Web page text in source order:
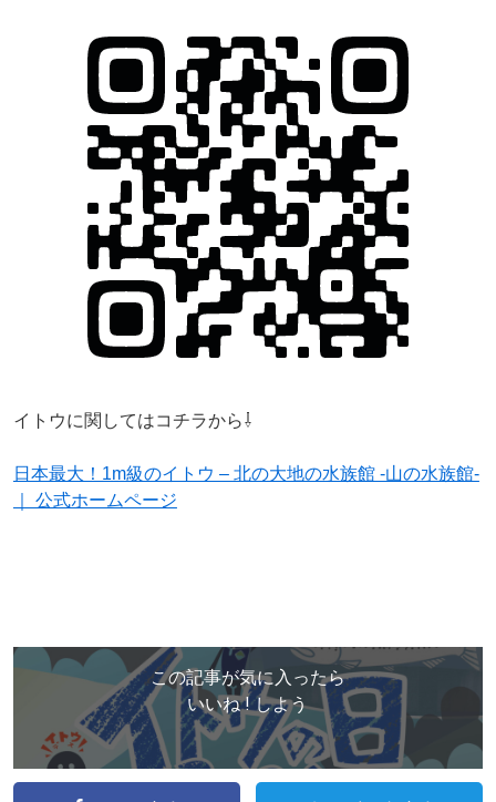
イトウに関してはコチラから⇩
日本最大！1m級のイトウ – 北の大地の水族館 -山の水族館-
｜ 公式ホームページ
この記事が気に入ったら
いいね ! しよう